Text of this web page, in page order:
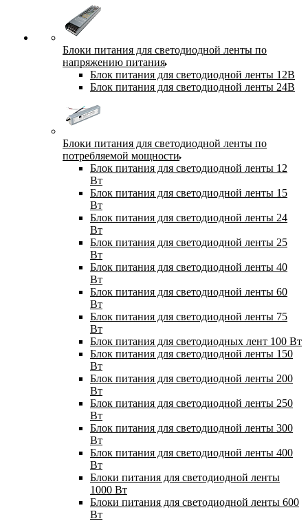
Блоки питания для светодиодной ленты по
напряжению питания
Блок питания для светодиодной ленты 12В
Блок питания для светодиодной ленты 24В
Блоки питания для светодиодной ленты по
потребляемой мощности
Блок питания для светодиодной ленты 12
Вт
Блок питания для светодиодной ленты 15
Вт
Блок питания для светодиодной ленты 24
Вт
Блок питания для светодиодной ленты 25
Вт
Блок питания для светодиодной ленты 40
Вт
Блок питания для светодиодной ленты 60
Вт
Блок питания для светодиодной ленты 75
Вт
Блок питания для светодиодных лент 100 Вт
Блок питания для светодиодной ленты 150
Вт
Блок питания для светодиодной ленты 200
Вт
Блок питания для светодиодной ленты 250
Вт
Блок питания для светодиодной ленты 300
Вт
Блок питания для светодиодной ленты 400
Вт
Блоки питания для светодиодной ленты
1000 Вт
Блоки питания для светодиодной ленты 600
Вт